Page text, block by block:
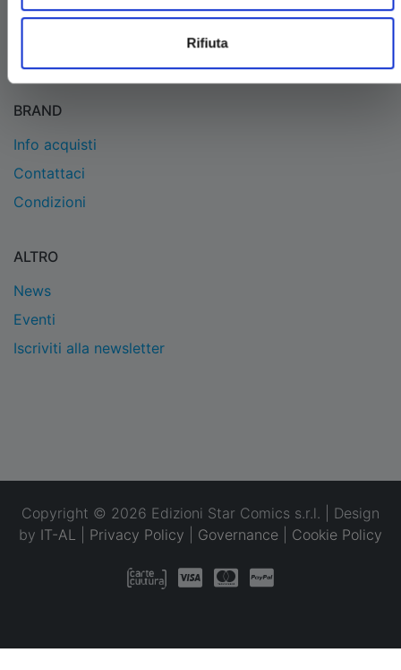
Rifiuta
acquistaonline@starcomics.com
BRAND
Info acquisti
Contattaci
Condizioni
ALTRO
News
Eventi
Iscriviti alla newsletter
Copyright © 2026 Edizioni Star Comics s.r.l. | Design
by IT-AL Privacy Policy Governance Cookie Policy